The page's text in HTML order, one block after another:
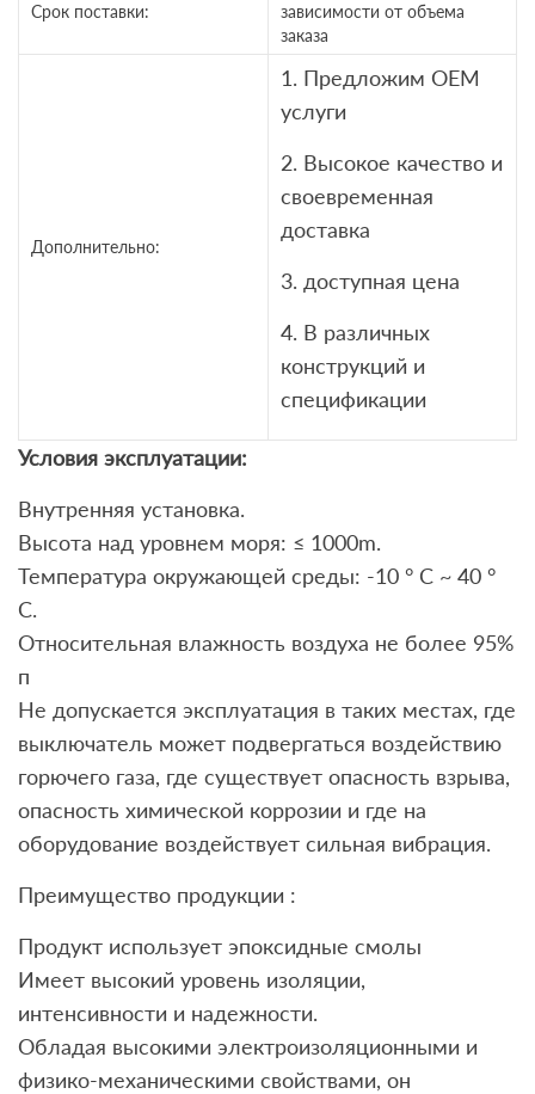
Срок поставки:
зависимости от объема
заказа
Дополнительно:
1. Предложим OEM
услуги
2. Высокое качество и
своевременная
доставка
3. доступная цена
4. В различных
конструкций и
спецификации
Условия эксплуатации:
Внутренняя установка.
Высота над уровнем моря: ≤ 1000m.
Температура окружающей среды: -10 ° C ~ 40 °
С.
Относительная влажность воздуха не более 95%
п
Не допускается эксплуатация в таких местах, где
выключатель может подвергаться воздействию
горючего газа, где существует опасность взрыва,
опасность химической коррозии и где на
оборудование воздействует сильная вибрация.
Преимущество продукции :
Продукт использует эпоксидные смолы
Имеет высокий уровень изоляции,
интенсивности и надежности.
Обладая высокими электроизоляционными и
физико-механическими свойствами, он